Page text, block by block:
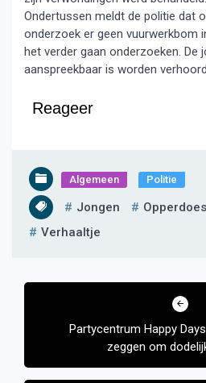
Ondertussen meldt de politie dat
onderzoek er geen vuurwerkbom
het verder gaan onderzoeken. De
aanspreekbaar is worden
Reageer
Algemeen Politie
Jongen Opperdoes
Verhaaltje
Bericht
Partycentrum Happy
zeggen om